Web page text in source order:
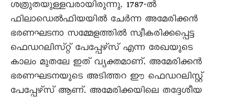
ശത്രുതയുള്ളവരായിരുന്നു. 1787-ൽ
ഫിലാഡെൽഫിയയിൽ ചേർന്ന അമേരിക്കൻ
ഭരണഘടനാ സമ്മേളത്തിൽ സ്വീകരിക്കപ്പെട്ട
ഫെഡറലിസ്‌റ്റ്‌ പേപ്പേഴ്സ് എന്ന രേഖയുടെ
കാലം മുതലേ ഇത് വ്യക്തമാണ്. അമേരിക്കൻ
ഭരണഘടനയുടെ അടിത്തറ ഈ ഫെഡറലിസ്റ്റ്
പേപ്പേഴ്സ് ആണ്. അമേരിക്കയിലെ തദ്ദേശീയ